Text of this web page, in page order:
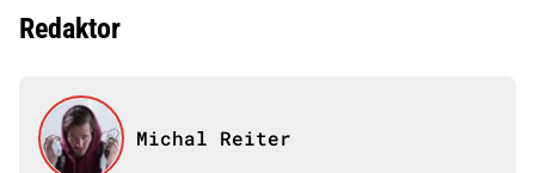
Redaktor
Michal Reiter